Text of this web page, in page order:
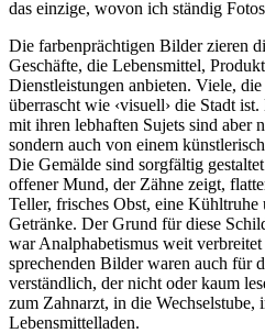
das einzige, wovon ich ständig
Die farbenprächtigen Bilder zieren
Geschäfte, die Lebensmittel,
Dienstleistungen anbieten. Viele,
überrascht wie ‹visuell› die Stadt
mit ihren lebhaften Sujets sind aber
sondern auch von einem
Die Gemälde sind sorgfältig
offener Mund, der Zähne zeigt,
Teller, frisches Obst, eine
Getränke. Der Grund für diese
war Analphabetismus weit
sprechenden Bilder waren auch für
verständlich, der nicht oder kaum
zum Zahnarzt, in die Wechselstube,
Lebensmittelladen.